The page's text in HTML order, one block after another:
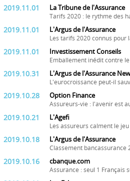
2019.11.01 La Tribune de l'Assurance
Tarifs 2020 : le rythme des
2019.11.01 L'Argus de l'Assurance
Les tarifs 2020 connus pour
2019.11.01 Investissement Conseils
Emballement inédit contre
2019.10.31 L'Argus de l'Assurance
L'eurocroissance peut-il
2019.10.28 Option Finance
Assureurs-vie : l'avenir est
2019.10.21 L'Agefi
Les assureurs calment le
2019.10.18 L'Argus de l'Assurance
Classement bancassurance
2019.10.16 cbanque.com
Assurance : seul 1 Français